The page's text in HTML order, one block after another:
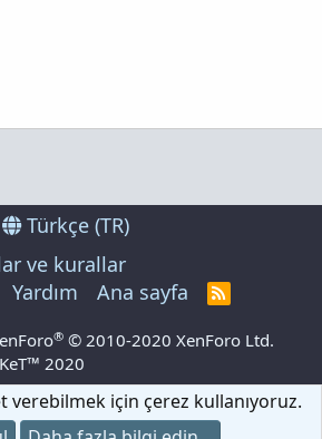
Türkçe (TR)
ve kurallar
Yardım Ana sayfa
R
S
® © 2010-2020 XenForo Ltd.
2020
verebilmek için çerez kullanıyoruz.